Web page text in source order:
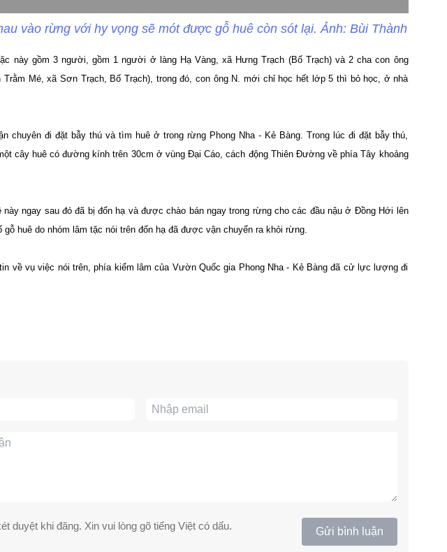
vào rừng với hy vọng sẽ mót được gỗ huê còn sót lại. Ảnh: Bùi Thành
này gồm 3 người, gồm 1 người ở làng Hạ Vàng, xã Hưng Trạch (Bố Trạch) và 2 cha con ông
Trằm Mé, xã Sơn Trạch, Bố Trạch), trong đó, con ông N. mới chỉ học hết lớp 5 thì bỏ học, ở nhà
chuyên đi đặt bẫy thú và tìm huê ở trong rừng Phong Nha - Kẻ Bàng. Trong lúc đi đặt bẫy thú,
cây huê có đường kính trên 30cm ở vùng Đại Cáo, cách động Thiên Đường về phía Tây khoảng
này ngay sau đó đã bị đốn hạ và được chào bán ngay trong rừng cho các đầu nậu ở Đồng Hới lên
huê do nhóm lâm tặc nói trên đốn hạ đã được vận chuyển ra khỏi rừng.
về vụ việc nói trên, phía kiểm lâm của Vườn Quốc gia Phong Nha - Kẻ Bàng đã cử lực lượng đi
duyệt khi đăng. Xin vui lòng gõ tiếng Việt có dấu. Gửi bình luận